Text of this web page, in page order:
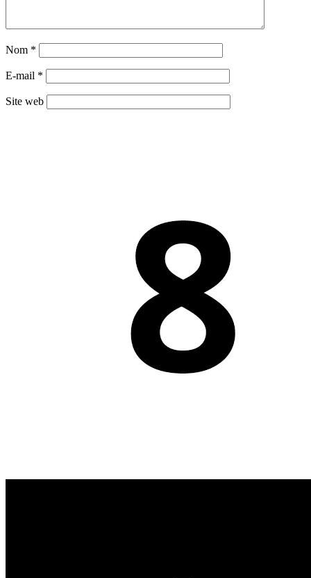
Nom *
E-mail *
Site web